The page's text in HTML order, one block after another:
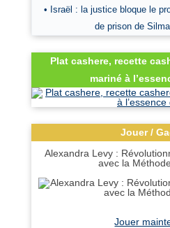
• Israël : la justice bloque le
de prison de
Plat cashere, recette
mariné à
Jouer /
Alexandra Levy :
avec la
Jouer